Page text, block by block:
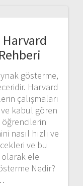
Harvard
gösterme,
Harvard
çalışmaları
ve kabul gören
nasıl hızlı ve
ve bu
ele
Nedir?